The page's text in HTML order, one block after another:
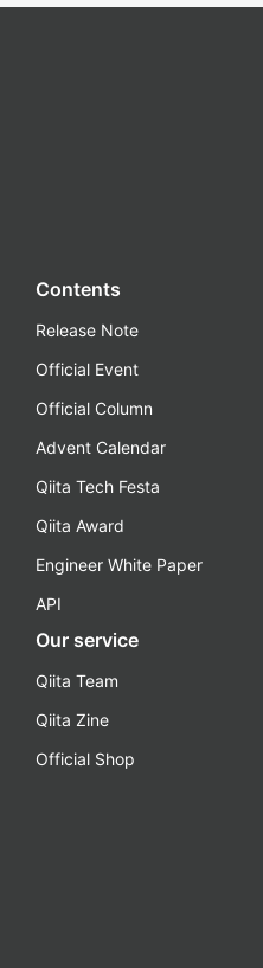
Contents
Release Note
Official Event
Official Column
Advent Calendar
Qiita Tech Festa
Qiita Award
Engineer White Paper
API
Our service
Qiita Team
Qiita Zine
Official Shop